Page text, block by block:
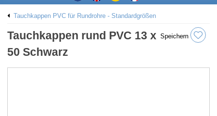
Tauchkappen PVC für Rundrohre - Standardgrößen
Tauchkappen rund PVC 13 x
50 Schwarz
Speichern